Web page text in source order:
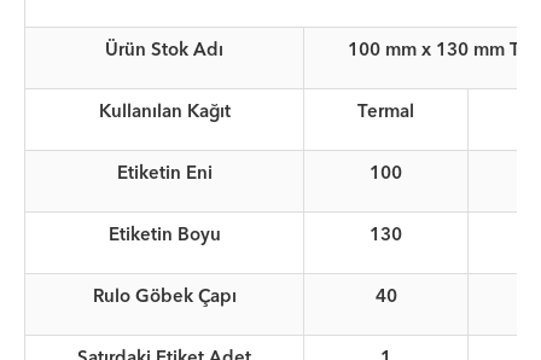
Ürün Stok Adı 100 mm x 130 mm
Kullanılan Kağıt Termal
Etiketin Eni 100
Etiketin Boyu 130
Rulo Göbek Çapı 40